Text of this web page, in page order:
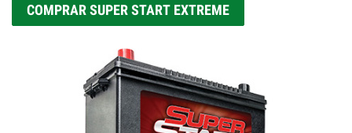
COMPRAR SUPER START EXTREME